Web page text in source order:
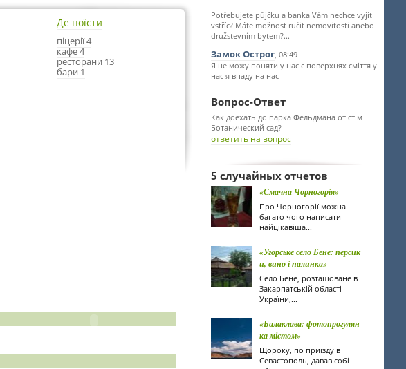
Де поїсти
піцерії 4
кафе 4
ресторани 13
бари 1
Potřebujete půjčku a banka Vám nechce vyjít
vstříc? Máte možnost ručit nemovitosti anebo
družstevním bytem?...
Замок Острог, 08:49
Я не можу поняти у нас є поверхнях сміття у
нас я впаду на нас
Вопрос-Ответ
Как доехать до парка Фельдмана от ст.м
Ботанический сад?
ответить на вопрос
5 случайных отчетов
«Смачна Чорногорія»
Про Чорногорії можна
багато чого написати -
найцікавіша...
«Угорське село Бене: персик
и, вино і палинка»
Село Бене, розташоване в
Закарпатській області
України,...
«Балаклава: фотопрогулян
ка містом»
Щороку, по приїзду в
Севастополь, давав собі